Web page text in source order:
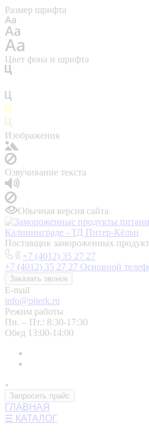
Размер шрифта
Цвет фона и шрифта
Изображения
Озвучивание текста
Обычная версия сайта
Поставщик замороженных
+7 (4012) 35 27 27
+7 (4012) 35 27 27 Основной
Заказать звонок
E-mail
info@piterk.ru
Режим работы
Пн. – Пт.: 8:30-17:30
Обед 13:00-14:00
Запросить прайс
ГЛАВНАЯ
☰ КАТАЛОГ